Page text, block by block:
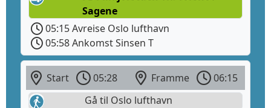
Sagene
05:15 Avreise Oslo lufthavn
05:58 Ankomst Sinsen T
Start 05:28 Framme
06:15
Gå til Oslo lufthavn